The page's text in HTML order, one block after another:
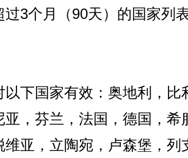
过3个月（90天）的国家列
以下国家有效：奥地利，比
亚，芬兰，法国，德国，希
维亚，立陶宛，卢森堡，列